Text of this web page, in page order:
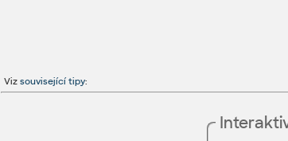
Viz související tipy: